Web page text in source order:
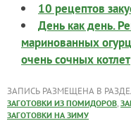
10 рецептов
День как день.
маринованных
очень сочных котлет
ЗАПИСЬ РАЗМЕЩЕНА В
ЗАГОТОВКИ ИЗ ПОМИДОРОВ,
ЗАГОТОВКИ НА ЗИМУ